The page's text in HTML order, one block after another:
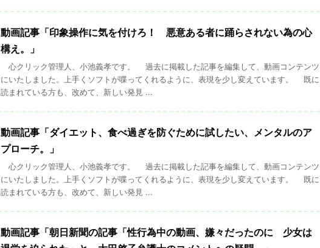
動画記事「印象操作に気を付けろ！ 悪意ある者に踊らされない為の心
構え。」
心クリック管理人、小池義孝です。 過去に掲載した記事を編集して、動画コンテンツ
にいたしました。上手くソフトが喋ってくれるように、表現を少し変えています。 既に
読まれている方も、改めて、新しい発見 ...
動画記事「ダイエット、食べ過ぎを防ぐために試したい、メンタルのア
プローチ。」
心クリック管理人、小池義孝です。 過去に掲載した記事を編集して、動画コンテンツ
にいたしました。上手くソフトが喋ってくれるように、表現を少し変えています。 既に
読まれている方も、改めて、新しい発見 ...
動画記事「朝日新聞の記事「性行為中の動画、嫌々だったのに 少女は